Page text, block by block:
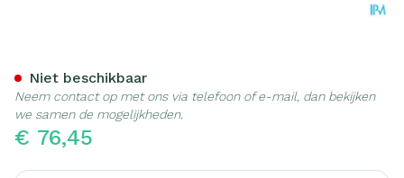
€ 76,45
Niet beschikbaar
Neem contact op met ons via telefoon of e-mail, dan bekijken
we samen de mogelijkheden.